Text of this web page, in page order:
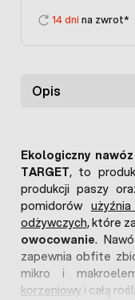
14 dni na zwrot*
Opis
Ekologiczny
TARGET, to
produkcji paszy
pomidorów
odżywczych, które
owocowanie.
zapewnia obfite
mikro i
korzeniowy i całą